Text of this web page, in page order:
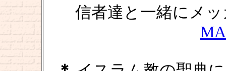
信者達と一緒にメ